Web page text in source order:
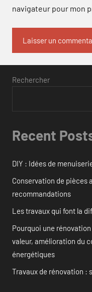
navigateur pour mon
Rechercher
Recent
DIY : Idées de
Conservation de pièces
recommandations
Les travaux qui font la
Pourquoi une
valeur, amélioration du
énergétiques
Travaux de rénovation :